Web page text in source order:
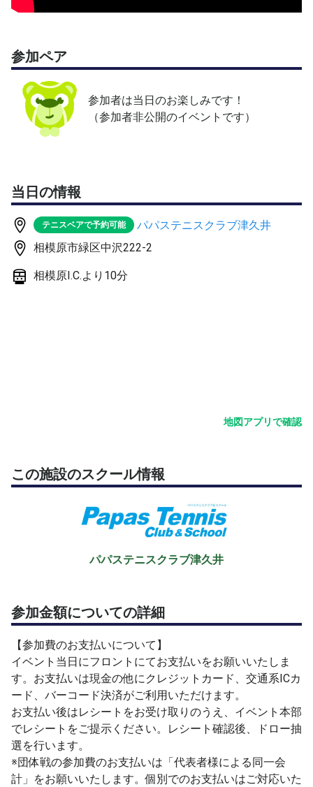
7組以上開催・・・リーグ戦後、順位別トーナメントもし
全試合6ゲーム先取ノーアドバンテージ方式
【備考】
・3試合保証
・中止の場合は1時間前にチャットにてご連絡いたします
・ゴミは持ち帰りのご協力をお願いいたします
【キャンセル待ちのお客様】
キャンセル待ちの方がいらっしゃるイベントでキャンセル
が出た場合、「キャンセル待ちの方全員に連絡がいき、エ
ントリーした方から参加できる形式」になっております。
キャンセル料発生期限付近はキャンセルがでやすくなって
おりますので、メールのご確認をよろしくお願いいたしま
参加ペア
参加者は当日のお楽しみです！
（参加者非公開のイベントです）
当日の情報
テニスベアで予約可能
パパステニスクラブ津久井
相模原市緑区中沢222-2
相模原I.C.より10分
地図アプリで確認
この施設のスクール情報
パパステニスクラブ津久井
参加金額についての詳細
【参加費のお支払いについて】
イベント当日にフロントにてお支払いをお願いいたしま
す。お支払いは現金の他にクレジットカード、交通系ICカ
ード、バーコード決済がご利用いただけます。
お支払い後はレシートをお受け取りのうえ、イベント本部
でレシートをご提示ください。レシート確認後、ドロー抽
選を行います。
※団体戦の参加費のお支払いは「代表者様による同一会
計」をお願いいたします。個別でのお支払いはご対応いた